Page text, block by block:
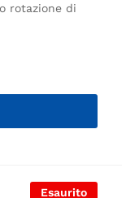
rotazione di
Esaurito